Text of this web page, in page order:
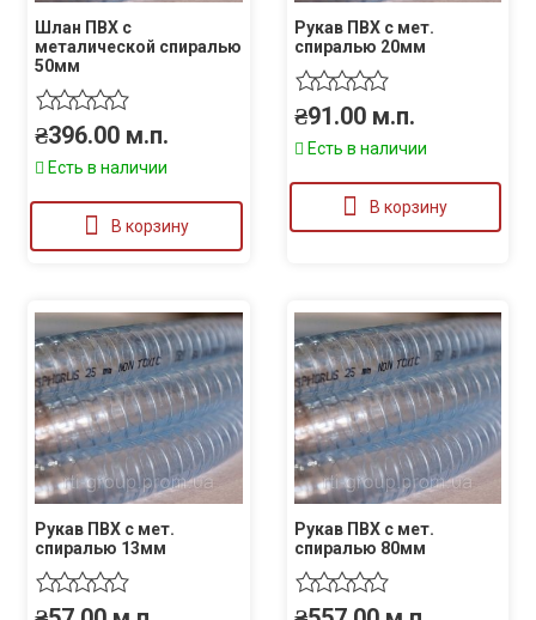
Шлан ПВХ с
металической спиралью
50мм
₴396.00 м.п.
Есть в наличии
В корзину
Рукав ПВХ с мет.
спиралью 20мм
₴91.00 м.п.
Есть в наличии
В корзину
Рукав ПВХ с мет.
спиралью 13мм
Рукав ПВХ с мет.
спиралью 80мм